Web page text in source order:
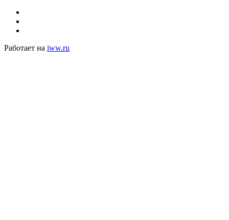
Работает на iww.ru